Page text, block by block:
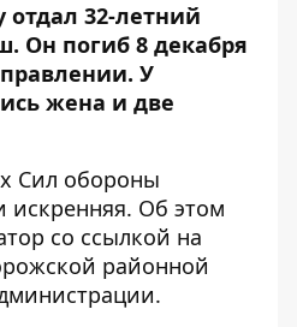
32-летний
Он погиб 8 декабря
У
жена и две
Сил обороны
искренняя. Об этом
со ссылкой на
районной
.